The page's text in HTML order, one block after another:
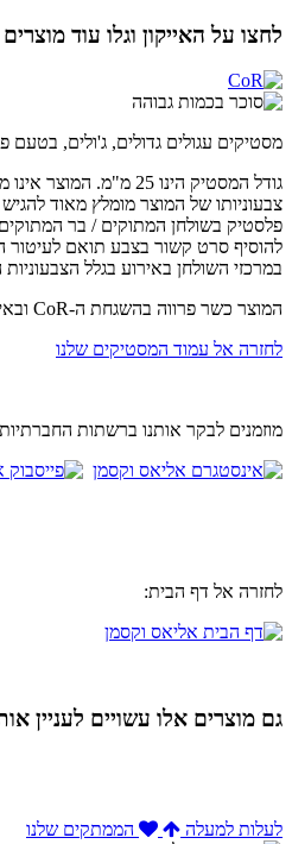
לחצו על האייקון וגלו עוד
מסטיקים עגולים גדולים, ג'ולים, בטעם
צבעוניותו של המוצר מומלץ מאוד
פלסטיק בשולחן המתוקים / בר המתוקים
להוסיף סרט קשור בצבע תואם לעיטור
במרכזי השולחן באירוע בגלל
המוצר כשר פרווה בהשגחת ה-CoR ובאישור הרבנות הראשית לישראל
לחזרה אל עמוד המסטיקים שלנו
מוזמנים לבקר אותנו ברשתות
לחזרה אל דף הבית:
גם מוצרים אלו עשויים לעניין
לעלות למעלה הממתקים שלנו